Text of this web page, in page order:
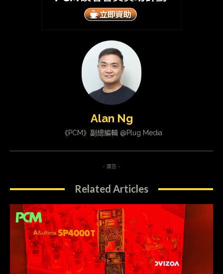
Alan Ng
《PCM》副總編輯 @Plug Media
- 廣告 -
Related Articles